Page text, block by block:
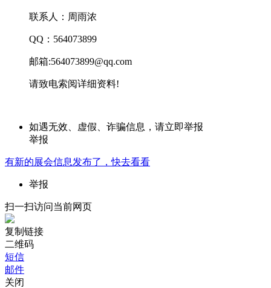
联系人：周雨浓
QQ：564073899
邮箱:564073899@qq.com
请致电索阅详细资料!
如遇无效、虚假、诈骗信息，请立即举报
举报
有新的展会信息发布了，快去看看
举报
扫一扫访问当前网页
复制链接
二维码
短信
邮件
关闭